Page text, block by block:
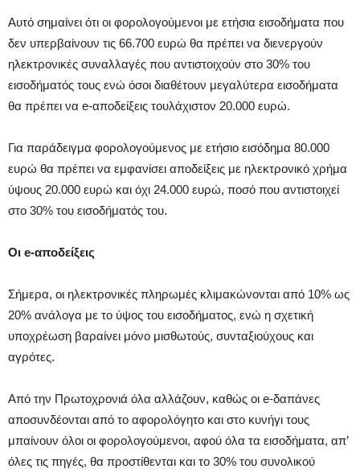
Αυτό σημαίνει ότι οι φορολογούμενοι με ετήσια εισοδήματα που
δεν υπερβαίνουν τις 66.700 ευρώ θα πρέπει να διενεργούν
ηλεκτρονικές συναλλαγές που αντιστοιχούν στο 30% του
εισοδήματός τους ενώ όσοι διαθέτουν μεγαλύτερα εισοδήματα
θα πρέπει να e-αποδείξεις τουλάχιστον 20.000 ευρώ.
Για παράδειγμα φορολογούμενος με ετήσιο εισόδημα 80.000
ευρώ θα πρέπει να εμφανίσει αποδείξεις με ηλεκτρονικό χρήμα
ύψους 20.000 ευρώ και όχι 24.000 ευρώ, ποσό που αντιστοιχεί
στο 30% του εισοδήματός του.
Οι e-αποδείξεις
Σήμερα, οι ηλεκτρονικές πληρωμές κλιμακώνονται από 10% ως
20% ανάλογα με το ύψος του εισοδήματος, ενώ η σχετική
υποχρέωση βαραίνει μόνο μισθωτούς, συνταξιούχους και
αγρότες.
Από την Πρωτοχρονιά όλα αλλάζουν, καθώς οι e-δαπάνες
αποσυνδέονται από το αφορολόγητο και στο κυνήγι τους
μπαίνουν όλοι οι φορολογούμενοι, αφού όλα τα εισοδήματα, απ’
όλες τις πηγές, θα προστίθενται και το 30% του συνολικού